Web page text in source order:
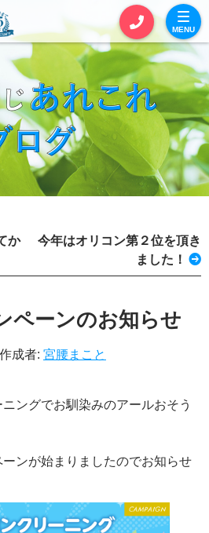
MENU
お見積りカート お問い合わせ
ビス一覧
おそうじ
コンクリーニング
そうじ
エリア
ルおそうじセンターについて
立ち情報
か
今年はオリコン第２位を頂き
ました！
ペーンのお知らせ
作成者: 宮腰まこと
ングでお馴染みのアールおそう
ンが始まりましたのでお知らせ